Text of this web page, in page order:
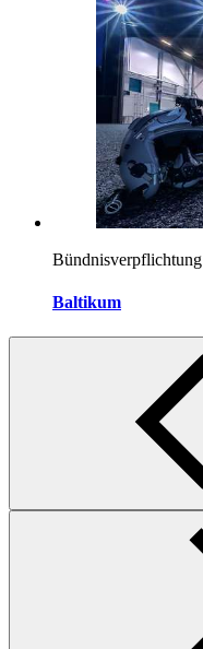
Bündnisverpflichtung
Baltikum